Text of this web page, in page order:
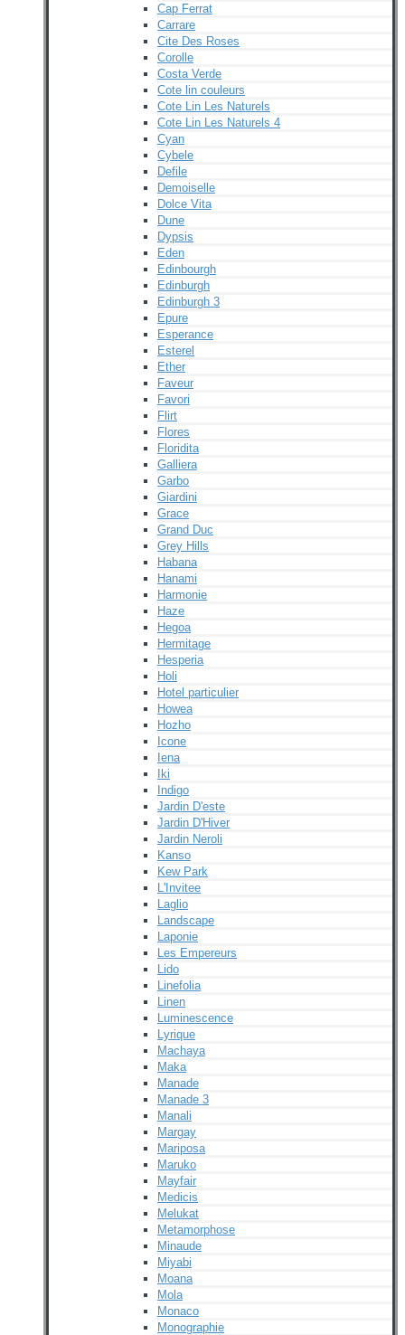
Cap Ferrat
Carrare
Cite Des Roses
Corolle
Costa Verde
Cote lin couleurs
Cote Lin Les Naturels
Cote Lin Les Naturels 4
Cyan
Cybele
Defile
Demoiselle
Dolce Vita
Dune
Dypsis
Eden
Edinbourgh
Edinburgh
Edinburgh 3
Epure
Esperance
Esterel
Ether
Faveur
Favori
Flirt
Flores
Floridita
Galliera
Garbo
Giardini
Grace
Grand Duc
Grey Hills
Habana
Hanami
Harmonie
Haze
Hegoa
Hermitage
Hesperia
Holi
Hotel particulier
Howea
Hozho
Icone
Iena
Iki
Indigo
Jardin D'este
Jardin D'Hiver
Jardin Neroli
Kanso
Kew Park
L'Invitee
Laglio
Landscape
Laponie
Les Empereurs
Lido
Linefolia
Linen
Luminescence
Lyrique
Machaya
Maka
Manade
Manade 3
Manali
Margay
Mariposa
Maruko
Mayfair
Medicis
Melukat
Metamorphose
Minaude
Miyabi
Moana
Mola
Monaco
Monographie